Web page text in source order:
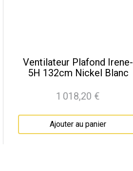
Ventilateur Plafond Irene-
5H 132cm Nickel Blanc
Prix
1 018,20 €
Ajouter au panier